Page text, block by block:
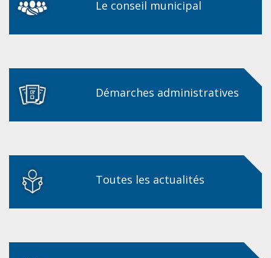
Le conseil municipal
Démarches administratives
Toutes les actualités